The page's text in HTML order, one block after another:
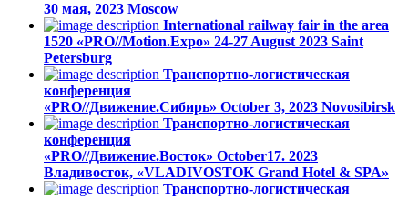
30 мая, 2023 Moscow
International railway fair in the area
1520 «PRO//Motion.Expo» 24-27 August 2023 Saint
Petersburg
Транспортно-логистическая
конференция
«PRO//Движение.Сибирь» October 3, 2023 Novosibirsk
Транспортно-логистическая
конференция
«PRO//Движение.Восток» October17. 2023
Владивосток, «VLADIVOSTOK Grand Hotel & SPA»
Транспортно-логистическая